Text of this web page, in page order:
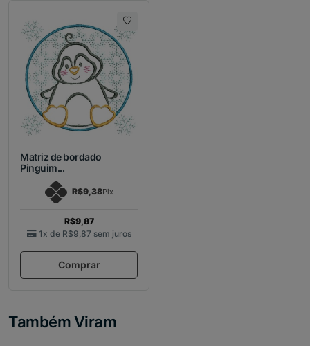
Matriz de bordado
Pinguim...
R$9,38Pix
R$9,87
1x de R$9,87 sem juros
Comprar
Também Viram